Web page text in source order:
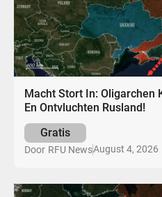
Macht Stort In: Oligarchen
En Ontvluchten Rusland!
Gratis
Door RFU NewsAugust 4, 2026